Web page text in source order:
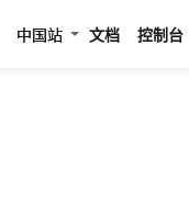
中国站 文档 控制台